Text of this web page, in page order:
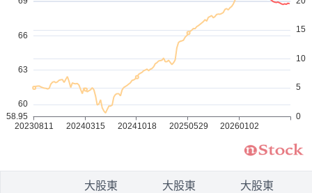
大股東 大股東 大股東